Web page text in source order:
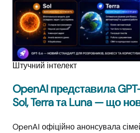
Штучний інтелект
OpenAI представила
Sol, Terra та Luna — що
OpenAI офіційно анонсувала